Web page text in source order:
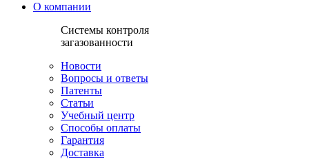
О компании
Системы контроля
загазованности
Новости
Вопросы и ответы
Патенты
Статьи
Учебный центр
Способы оплаты
Гарантия
Доставка